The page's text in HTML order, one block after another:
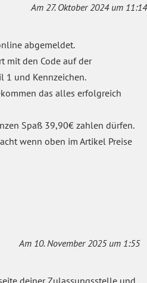
Am 27. Oktober 2024 um 11:14
abgemeldet.
mit den Code auf der
1 und Kennzeichen.
das alles erfolgreich
Spaß 39,90€ zahlen dürfen.
wenn oben im Artikel Preise
Am 10. November 2025 um 1:55
deiner Zulassungsstelle und